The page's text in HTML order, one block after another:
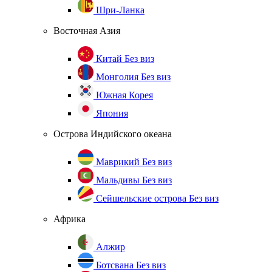
Шри-Ланка
Восточная Азия
Китай Без виз
Монголия Без виз
Южная Корея
Япония
Острова Индийского океана
Маврикий Без виз
Мальдивы Без виз
Сейшельские острова Без виз
Африка
Алжир
Ботсвана Без виз